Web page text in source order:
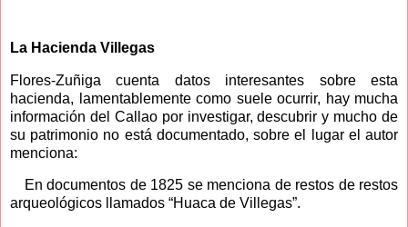
La Hacienda Villegas
Flores-Zuñiga cuenta datos interesantes sobre esta
hacienda, lamentablemente como suele ocurrir, hay mucha
información del Callao por investigar, descubrir y mucho de
su patrimonio no está documentado, sobre el lugar el autor
menciona:
En documentos de 1825 se menciona de restos de restos
arqueológicos llamados “Huaca de Villegas”.